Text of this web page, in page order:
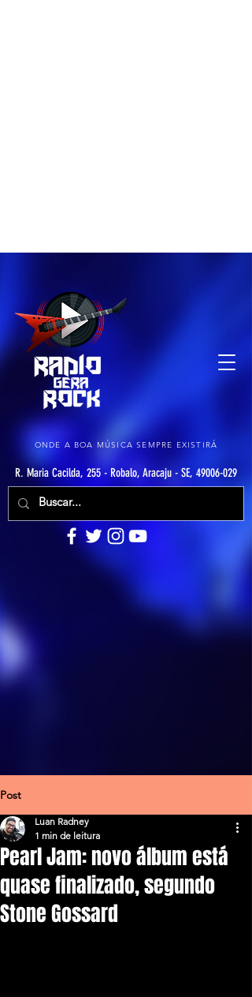
ONDE A BOA MÚSICA SEMPRE EXISTIRÁ
R. Maria Cacilda, 255 - Robalo, Aracaju - SE, 49006-029
Post
Pearl Jam: novo álbum está
quase finalizado, segundo
Stone Gossard
Luan Radney
1 min de leitura